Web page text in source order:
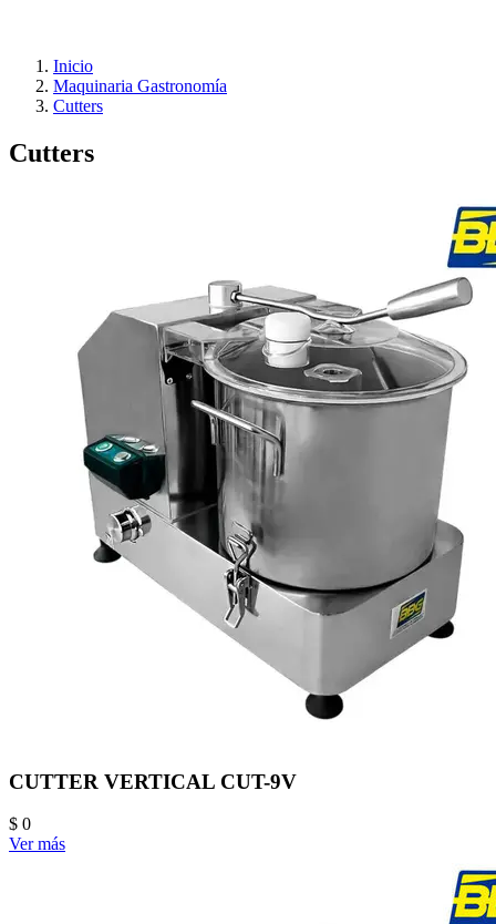
Inicio
Maquinaria Gastronomía
Cutters
Cutters
CUTTER VERTICAL CUT-9V
$ 0
Ver más